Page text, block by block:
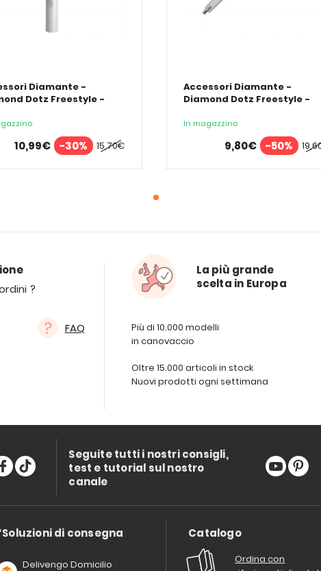
Diamante -
Dotz Freestyle -
48x99cm
15,70€
10,99€ -30%
Accessori Diamante -
Diamond Dotz Freestyle -
In magazzino
9,80€ -50%
?
FAQ
La più grande
scelta in Europa
Più di 10.000 modelli
in canovaccio
Oltre 15.000 articoli in stock
Nuovi prodotti ogni settimana
Seguite tutti i nostri consigli,
test e tutorial sul nostro
canale
di consegna
Delivengo Domicilio
Catalogo
Ordina con